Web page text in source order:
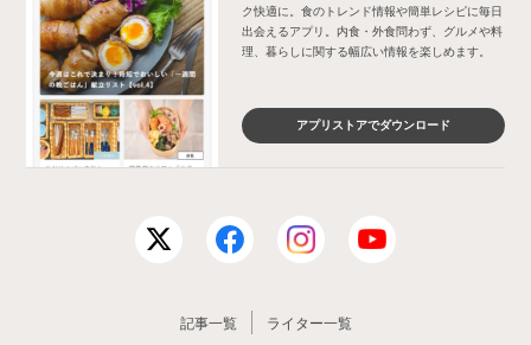
ク快適に。食のトレンド情報や簡単レシピに毎日
出会えるアプリ。内食・外食問わず、グルメや料
理、暮らしに関する幅広い情報を楽しめます。
アプリストアでダウンロード
記事一覧
ライター一覧